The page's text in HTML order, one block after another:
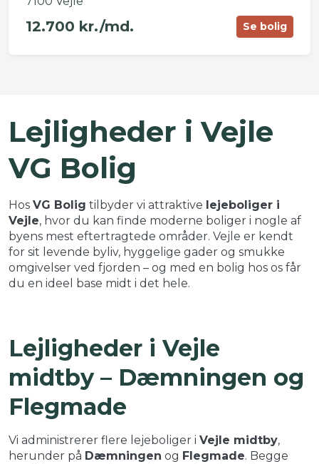
12.700 kr./md. Se bolig
−
Lejligheder i Vejle
VG Bolig
Hos VG Bolig tilbyder vi attraktive lejeboliger i
Vejle, hvor du kan finde moderne boliger i nogle af
byens mest eftertragtede områder. Vejle er kendt
for sit levende byliv, hyggelige gader og smukke
omgivelser ved fjorden – og med en bolig hos os får
du en ideel base midt i det hele.
Lejligheder i Vejle
midtby – Dæmningen og
Flegmade
Vi administrerer flere lejeboliger i Vejle midtby,
herunder på Dæmningen og Flegmade. Begge